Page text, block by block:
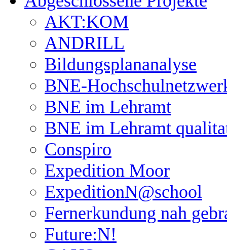
AKT:KOM
ANDRILL
Bildungsplananalyse
BNE-
BNE im Lehramt
BNE im Lehramt
Conspiro
Expedition Moor
ExpeditionN@school
Fernerkundung nah
Future:N!